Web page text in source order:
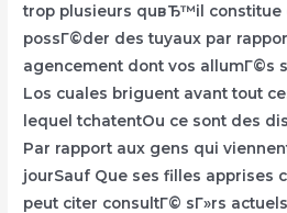
trop plusieurs quвЂ™il constitue
possГ©der des tuyaux par
agencement dont vos allumГ©s
Los cuales briguent avant tout
lequel tchatentOu ce sont des
Par rapport aux gens qui
jourSauf Que ses filles apprises
peut citer consultГ© sГ»rs